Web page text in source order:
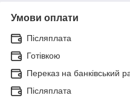
Умови оплати
Післяплата
Готівкою
Переказ на банківський
Післяплата